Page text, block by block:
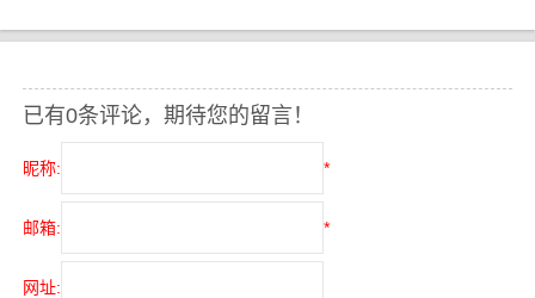
已有0条评论，期待您的留言！
昵称: *
邮箱: *
网址: